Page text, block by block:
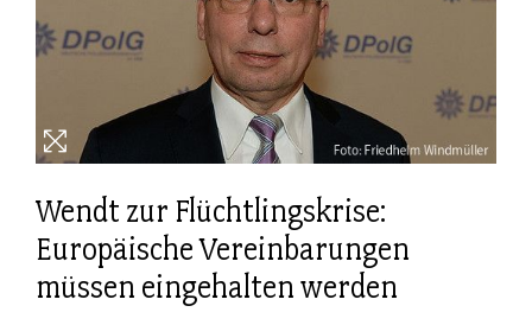
Wendt zur Flüchtlingskrise:
Europäische Vereinbarungen
müssen eingehalten werden